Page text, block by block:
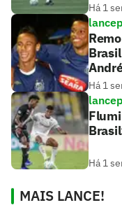
Há 1
Há 1
Há 1
MAIS LANCE!